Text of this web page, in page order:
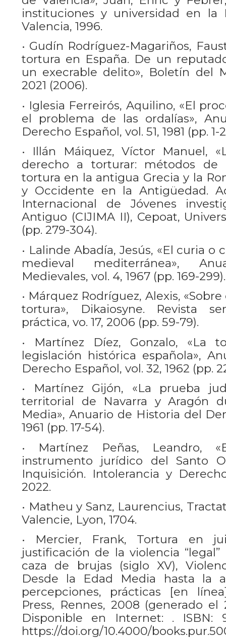
instituciones y universidad en la
Valencia, 1996.
• Gudín Rodríguez-Magariños,
tortura en España. De un
un execrable delito», Boletín del
2021 (2006).
• Iglesia Ferreirós, Aquilino, «El
el problema de las ordalías»,
Derecho Español, vol. 51, 1981 (pp. 1-
• Illán Máiquez, Víctor Manuel,
derecho a torturar: métodos de
tortura en la antigua Grecia y la
y Occidente en la Antigüedad.
Internacional de Jóvenes
Antiguo (CIJIMA II), Cepoat,
(pp. 279-304).
• Lalinde Abadía, Jesús, «El curia o
medieval mediterránea»,
Medievales, vol. 4, 1967 (pp. 169-299).
• Márquez Rodríguez, Alexis,
tortura», Dikaiosyne. Revista
práctica, vo. 17, 2006 (pp. 59-79).
• Martínez Díez, Gonzalo, «La
legislación histórica española»,
Derecho Español, vol. 32, 1962 (pp.
• Martínez Gijón, «La prueba
territorial de Navarra y Aragón
Media», Anuario de Historia del
1961 (pp. 17-54).
• Martínez Peñas, Leandro,
instrumento jurídico del Santo
Inquisición. Intolerancia y
2022.
• Matheu y Sanz, Laurencius,
Valencie, Lyon, 1704.
• Mercier, Frank, Tortura en
justificación de la violencia
caza de brujas (siglo XV),
Desde la Edad Media hasta la
percepciones, prácticas [en
Press, Rennes, 2008 (generado
Disponible en Internet: . ISBN:
https://doi.org/10.4000/